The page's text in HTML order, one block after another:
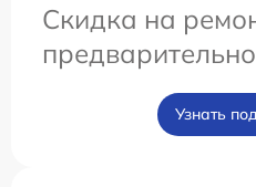
Скидка на
Узнать